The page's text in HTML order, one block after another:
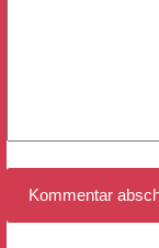
Kommentar